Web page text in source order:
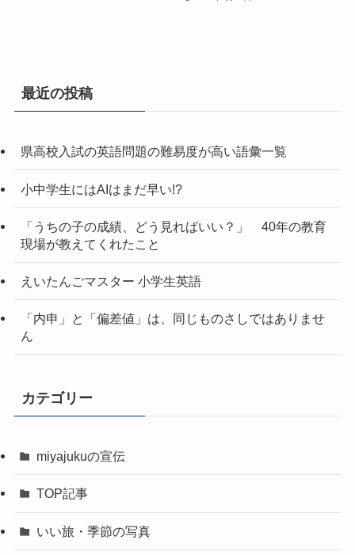
最近の投稿
県高校入試の英語問題の難易度が高い語彙一覧
小中学生にはAIはまだ早い!?
「うちの子の成績、どう見ればいい？」 40年の教育
現場が教えてくれたこと
えいたんごマスター 小学生英語
「内申」と「偏差値」は、同じものさしではありませ
ん
カテゴリー
miyajukuの宣伝
TOP記事
いい旅・季節の写真